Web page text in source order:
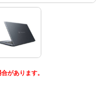
があります。